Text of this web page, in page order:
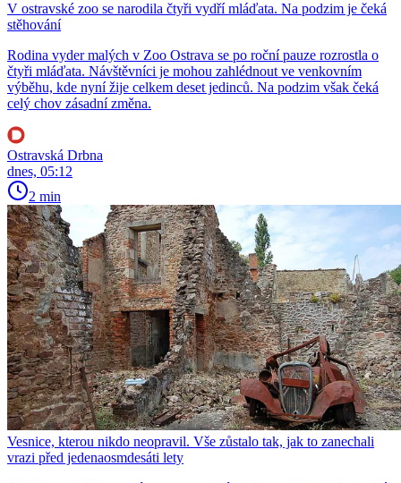
V ostravské zoo se narodila čtyři vydří mláďata. Na podzim je čeká
stěhování
Rodina vyder malých v Zoo Ostrava se po roční pauze rozrostla o
čtyři mláďata. Návštěvníci je mohou zahlédnout ve venkovním
výběhu, kde nyní žije celkem deset jedinců. Na podzim však čeká
celý chov zásadní změna.
Ostravská Drbna
dnes, 05:12
2 min
Vesnice, kterou nikdo neopravil. Vše zůstalo tak, jak to zanechali
vrazi před jedenaosmdesáti lety